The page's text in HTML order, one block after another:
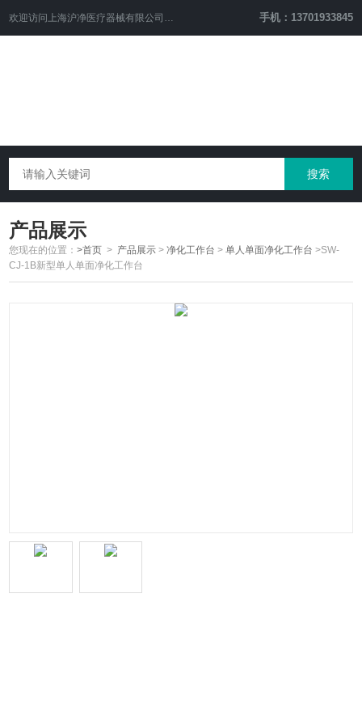
欢迎访问上海沪净医疗器械有限公司网站！ 手机：13701933845
产品展示
您现在的位置：>首页 > 产品展示 >净化工作台 >单人单面净化工作台 >SW-
CJ-1B新型单人单面净化工作台